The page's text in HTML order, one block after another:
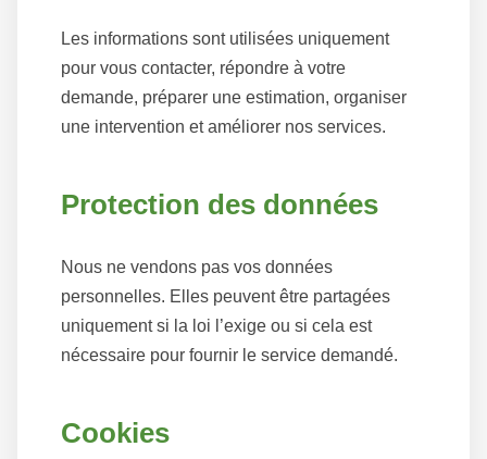
Les informations sont utilisées uniquement
pour vous contacter, répondre à votre
demande, préparer une estimation, organiser
une intervention et améliorer nos services.
Protection des données
Nous ne vendons pas vos données
personnelles. Elles peuvent être partagées
uniquement si la loi l’exige ou si cela est
nécessaire pour fournir le service demandé.
Cookies